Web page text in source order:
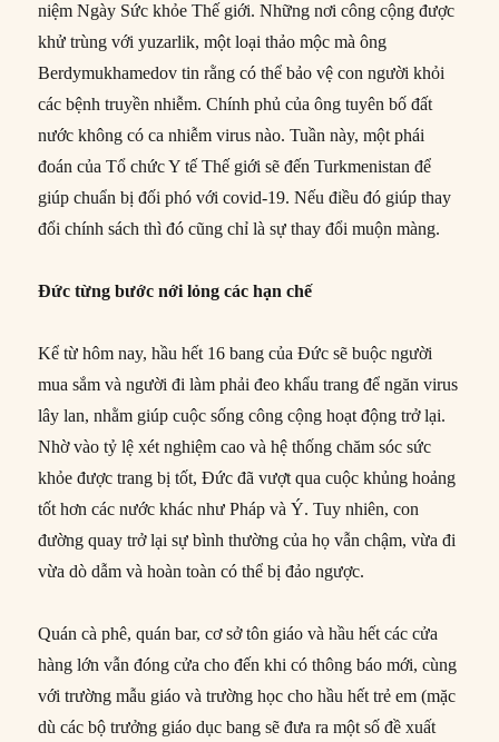
niệm Ngày Sức khỏe Thế giới. Những nơi công cộng được
khử trùng với yuzarlik, một loại thảo mộc mà ông
Berdymukhamedov tin rằng có thể bảo vệ con người khỏi
các bệnh truyền nhiễm. Chính phủ của ông tuyên bố đất
nước không có ca nhiễm virus nào. Tuần này, một phái
đoán của Tổ chức Y tế Thế giới sẽ đến Turkmenistan để
giúp chuẩn bị đối phó với covid-19. Nếu điều đó giúp thay
đổi chính sách thì đó cũng chỉ là sự thay đổi muộn màng.
Đức từng bước nới lỏng các hạn chế
Kể từ hôm nay, hầu hết 16 bang của Đức sẽ buộc người
mua sắm và người đi làm phải đeo khẩu trang để ngăn virus
lây lan, nhằm giúp cuộc sống công cộng hoạt động trở lại.
Nhờ vào tỷ lệ xét nghiệm cao và hệ thống chăm sóc sức
khỏe được trang bị tốt, Đức đã vượt qua cuộc khủng hoảng
tốt hơn các nước khác như Pháp và Ý. Tuy nhiên, con
đường quay trở lại sự bình thường của họ vẫn chậm, vừa đi
vừa dò dẫm và hoàn toàn có thể bị đảo ngược.
Quán cà phê, quán bar, cơ sở tôn giáo và hầu hết các cửa
hàng lớn vẫn đóng cửa cho đến khi có thông báo mới, cùng
với trường mẫu giáo và trường học cho hầu hết trẻ em (mặc
dù các bộ trưởng giáo dục bang sẽ đưa ra một số đề xuất